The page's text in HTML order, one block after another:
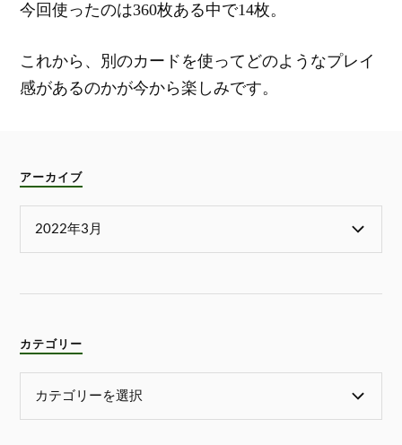
今回使ったのは360枚ある中で14枚。
これから、別のカードを使ってどのようなプレイ
感があるのかが今から楽しみです。
アーカイブ
カテゴリー